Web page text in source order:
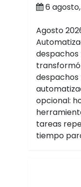
6
Agosto
despachos
despachos
opcional:
tareas
tiempo